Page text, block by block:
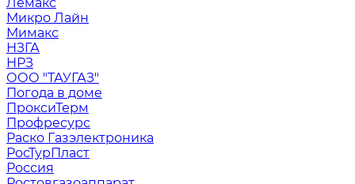
Микро Лайн
Мимакс
НЗГА
НРЗ
ООО "ТАУГАЗ"
Погода в доме
ПроксиТерм
Профресурс
Раско Газэлектроника
РосТурПласт
Россия